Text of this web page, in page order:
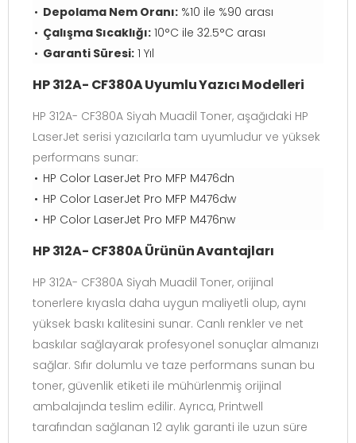
Depolama Nem Oranı: %10 ile %90 arası
Çalışma Sıcaklığı: 10°C ile 32.5°C arası
Garanti Süresi: 1 Yıl
HP 312A- CF380A Uyumlu Yazıcı Modelleri
HP 312A- CF380A Siyah Muadil Toner, aşağıdaki HP
LaserJet serisi yazıcılarla tam uyumludur ve yüksek
performans sunar:
HP Color LaserJet Pro MFP M476dn
HP Color LaserJet Pro MFP M476dw
HP Color LaserJet Pro MFP M476nw
HP 312A- CF380A Ürünün Avantajları
HP 312A- CF380A Siyah Muadil Toner, orijinal
tonerlere kıyasla daha uygun maliyetli olup, aynı
yüksek baskı kalitesini sunar. Canlı renkler ve net
baskılar sağlayarak profesyonel sonuçlar almanızı
sağlar. Sıfır dolumlu ve taze performans sunan bu
toner, güvenlik etiketi ile mühürlenmiş orijinal
ambalajında teslim edilir. Ayrıca, Printwell
tarafından sağlanan 12 aylık garanti ile uzun süre